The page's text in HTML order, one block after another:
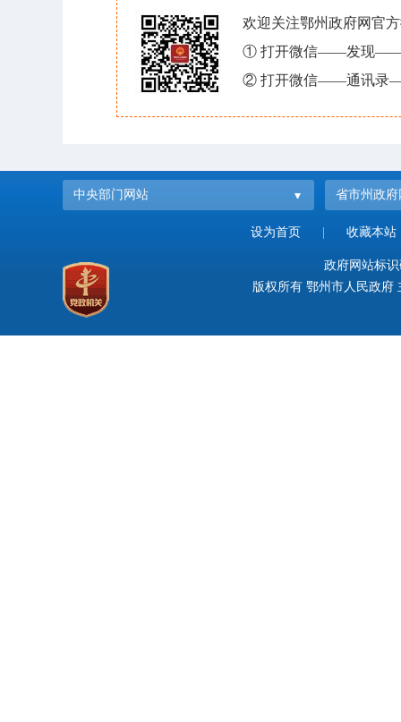
欢迎关注鄂州政府网官
① 打开微信——发现——
② 打开微信——通讯录
中央部门网站 省市州政府
设为首页 收藏本站
政府网站标
版权所有 鄂州市人民政府